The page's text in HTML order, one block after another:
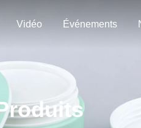
Vidéo Événements